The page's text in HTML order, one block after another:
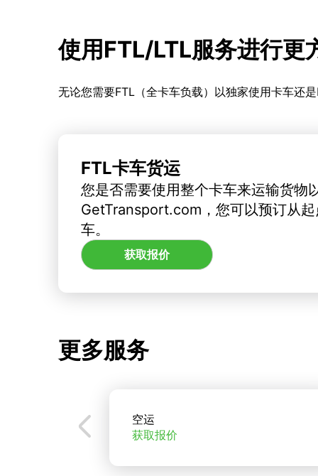
使用FTL/LTL服务进行更
无论您需要FTL（全卡车负载）以独家使用卡车还
FTL卡车货运
您是否需要使用整个卡车来运输货物
GetTransport.com，您可以预订从
车。
获取报价
更多服务
空运
获取报价